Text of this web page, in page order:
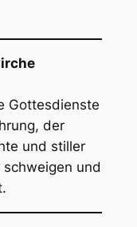
Gottesdienste
der
und stiller
und